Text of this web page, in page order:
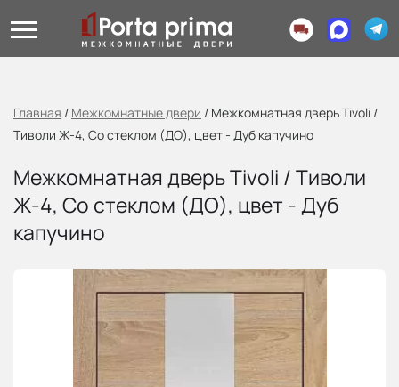
Главная / Межкомнатные двери / Межкомнатная дверь Tivoli /
Тиволи Ж-4, Со стеклом (ДО), цвет - Дуб капучино
Межкомнатная дверь Tivoli / Тиволи
Ж-4, Со стеклом (ДО), цвет - Дуб
капучино